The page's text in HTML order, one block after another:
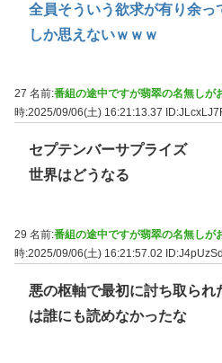
全員そういう欲求が有り余っ
しか思えないｗｗｗ
27 名前:番組の途中ですが翡翠の名無しが
時:2025/09/06(土) 16:21:13.37
セプテンバーサプライズ
世界はどうなる
29 名前:番組の途中ですが翡翠の名無しが
時:2025/09/06(土) 16:21:57.02
悪の枢軸で最初に討ち取ら
は誰にも読めなかったな